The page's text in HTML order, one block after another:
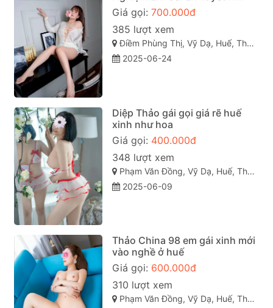
Giá gọi: 700.000đ
385 lượt xem
Điềm Phùng Thị, Vỹ Dạ, Huế, Thừa Thiên Huế
2025-06-24
Diệp Thảo gái gọi giá rẽ huế
xinh như hoa
Giá gọi: 400.000đ
348 lượt xem
Phạm Văn Đồng, Vỹ Dạ, Huế, Thừa Thiên Huế
2025-06-09
Thảo China 98 em gái xinh mới
vào nghề ở huế
Giá gọi: 600.000đ
310 lượt xem
Phạm Văn Đồng, Vỹ Dạ, Huế, Thừa Thiên Huế